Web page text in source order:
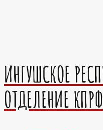
ИНГУШСКОЕ
ОТДЕЛЕНИЕ КПРФ